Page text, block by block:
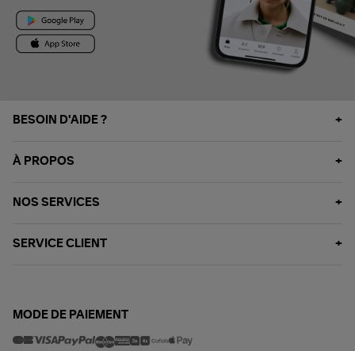
BESOIN D'AIDE ?
À PROPOS
NOS SERVICES
SERVICE CLIENT
MODE DE PAIEMENT